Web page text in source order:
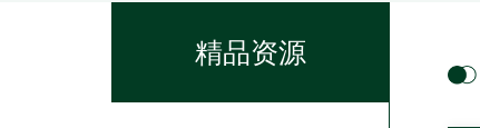
精品资源